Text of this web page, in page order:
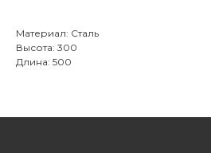
Материал: Сталь
Высота: 300
Длина: 500